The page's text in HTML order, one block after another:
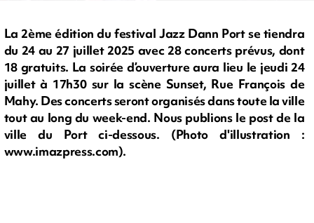
La 2ème édition du festival Jazz Dann Port se tiendra
du 24 au 27 juillet 2025 avec 28 concerts prévus, dont
18 gratuits. La soirée d’ouverture aura lieu le jeudi 24
juillet à 17h30 sur la scène Sunset, Rue François de
Mahy. Des concerts seront organisés dans toute la ville
tout au long du week-end. Nous publions le post de la
ville du Port ci-dessous. (Photo d'illustration :
www.imazpress.com).